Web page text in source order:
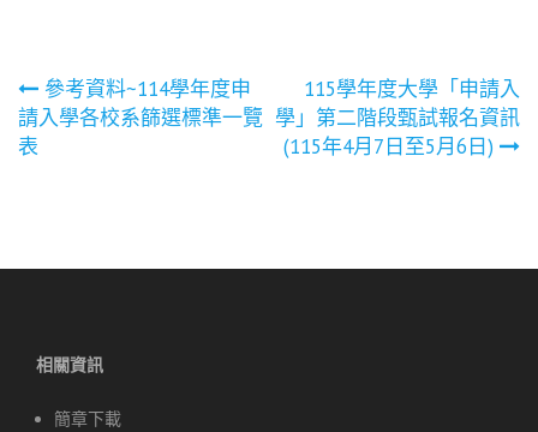
文
章
覽
參考資料~114學年度申
請入學各校系篩選標準一覽
表
115學年度大學「申請入
學」第二階段甄試報名資訊
(115年4月7日至5月6日)
相關資訊
簡章下載